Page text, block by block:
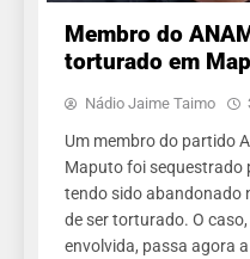
Membro do
torturado em
Nádio Jaime Taimo
Um membro do partido
Maputo foi sequestrado
tendo sido abandonado
de ser torturado. O
envolvida, passa agora